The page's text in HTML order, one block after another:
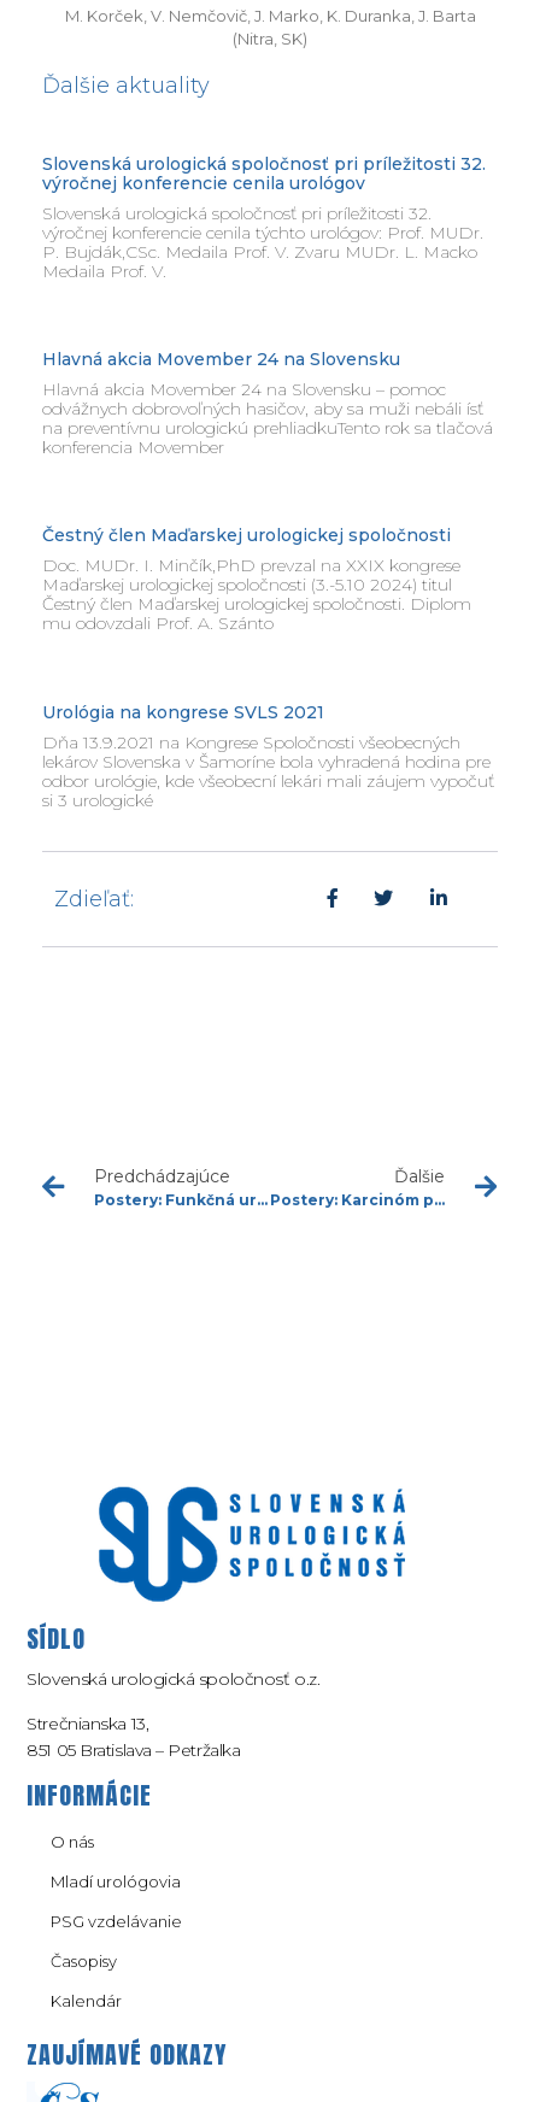
M. Korček, V. Nemčovič, J. Marko, K. Duranka, J. Barta
(Nitra, SK)
Ďalšie aktuality
Slovenská urologická spoločnosť pri príležitosti 32.
výročnej konferencie cenila urológov
Slovenská urologická spoločnosť pri príležitosti 32.
výročnej konferencie cenila týchto urológov: Prof. MUDr.
P. Bujdák,CSc. Medaila Prof. V. Zvaru MUDr. L. Macko
Medaila Prof. V.
Hlavná akcia Movember 24 na Slovensku
Hlavná akcia Movember 24 na Slovensku – pomoc
odvážnych dobrovoľných hasičov, aby sa muži nebáli ísť
na preventívnu urologickú prehliadkuTento rok sa tlačová
konferencia Movember
Čestný člen Maďarskej urologickej spoločnosti
Doc. MUDr. I. Minčík,PhD prevzal na XXIX kongrese
Maďarskej urologickej spoločnosti (3.-5.10 2024) titul
Čestný člen Maďarskej urologickej spoločnosti. Diplom
mu odovzdali Prof. A. Szánto
Urológia na kongrese SVLS 2021
Dňa 13.9.2021 na Kongrese Spoločnosti všeobecných
lekárov Slovenska v Šamoríne bola vyhradená hodina pre
odbor urológie, kde všeobecní lekári mali záujem vypočuť
si 3 urologické
Zdieľať:
Predchádzajúce
Postery: Funkčná urológia
Ďalšie
Postery: Karcinóm prostaty
SÍDLO
Slovenská urologická spoločnosť o.z.
Strečnianska 13,
851 05 Bratislava – Petržalka
INFORMÁCIE
O nás
Mladí urológovia
PSG vzdelávanie
Časopisy
Kalendár
ZAUJÍMAVÉ ODKAZY